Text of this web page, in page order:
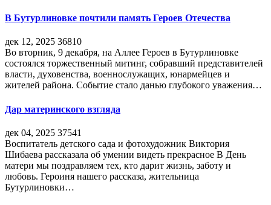
В Бутурлиновке почтили память Героев Отечества
дек 12, 2025 36810
Во вторник, 9 декабря, на Аллее Героев в Бутурлиновке
состоялся торжественный митинг, собравший представителей
власти, духовенства, военнослужащих, юнармейцев и
жителей района. Событие стало данью глубокого уважения…
Дар материнского взгляда
дек 04, 2025 37541
Воспитатель детского сада и фотохудожник Виктория
Шибаева рассказала об умении видеть прекрасное В День
матери мы поздравляем тех, кто дарит жизнь, заботу и
любовь. Героиня нашего рассказа, жительница
Бутурлиновки…